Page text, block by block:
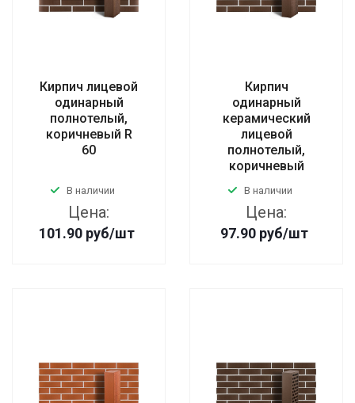
Кирпич лицевой
одинарный
полнотелый,
коричневый R
60
В наличии
Цена:
101.90 руб/шт
Кирпич
одинарный
керамический
лицевой
полнотелый,
коричневый
В наличии
Цена:
97.90 руб/шт